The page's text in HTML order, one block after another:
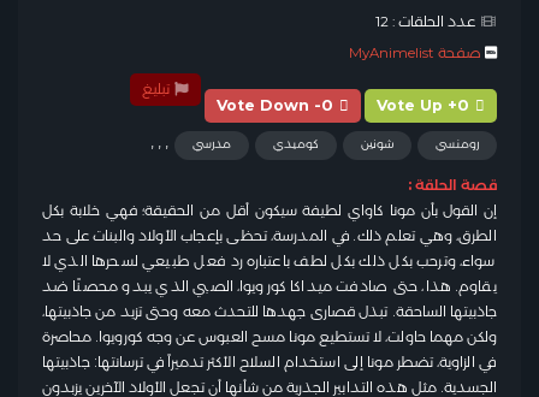
عدد الحلقات :12
صفحة MyAnimelist
Vote Up +0
Vote Down -0
تبليغ
رومنسي شونين كوميدي مدرسي
قصة الحلقة :
إن القول بأن مونا كاواي لطيفة سيكون أقل من الحقيقة؛ فهي خلابة بكل
الطرق، وهي تعلم ذلك. في المدرسة، تحظى بإعجاب الأولاد والبنات على حد
سواء، وترحب بكل ذلك بكل لطف باعتباره رد فعل طبيعي لسحرها الذي لا
يقاوم. هذا، حتى صادفت ميداكا كورويوا، الصبي الذي يبدو محصنًا ضد
جاذبيتها الساحقة. تبذل قصارى جهدها للتحدث معه وحتى تزيد من جاذبيتها،
ولكن مهما حاولت، لا تستطيع مونا مسح العبوس عن وجه كورويوا. محاصرة
في الزاوية، تضطر مونا إلى استخدام السلاح الأكثر تدميراً في ترسانتها: جاذبيتها
الجسدية. مثل هذه التدابير الجذرية من شأنها أن تجعل الأولاد الآخرين يزبدون